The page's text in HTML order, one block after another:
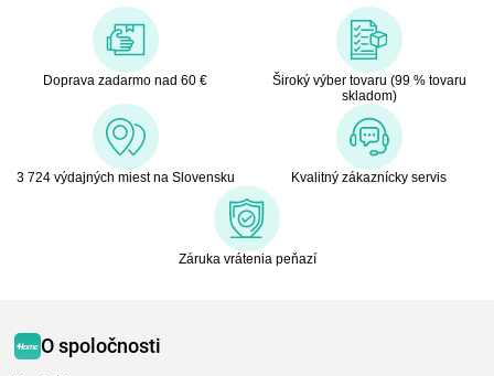
Doprava zadarmo nad 60 €
Široký výber tovaru (99 % tovaru
skladom)
3 724 výdajných miest na Slovensku Kvalitný zákaznícky servis
Záruka vrátenia peňazí
O spoločnosti